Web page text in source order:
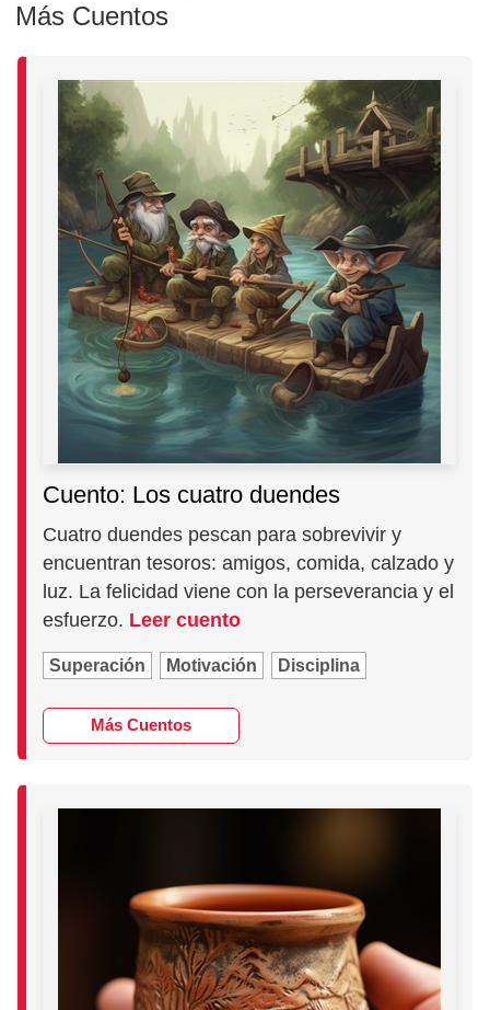
Más Cuentos
Cuento: Los cuatro duendes
Cuatro duendes pescan para sobrevivir y
encuentran tesoros: amigos, comida, calzado y
luz. La felicidad viene con la perseverancia y el
esfuerzo. Leer cuento
Superación Motivación Disciplina
Más Cuentos